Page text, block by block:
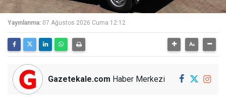
Yayınlanma: 07 Ağustos 2026 Cuma 12:12
Gazetekale.com Haber Merkezi